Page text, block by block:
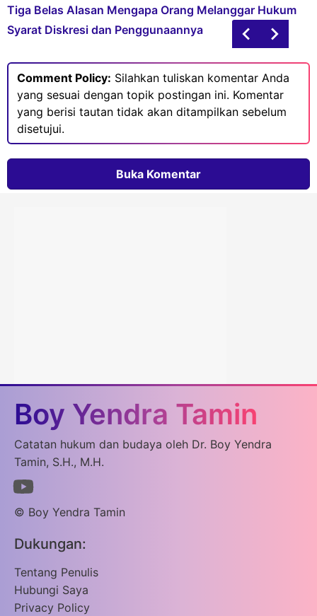
Tiga Belas Alasan Mengapa Orang Melanggar Hukum
Syarat Diskresi dan Penggunaannya
Comment Policy: Silahkan tuliskan komentar Anda
yang sesuai dengan topik postingan ini. Komentar
yang berisi tautan tidak akan ditampilkan sebelum
disetujui.
Buka Komentar
Boy Yendra Tamin
Catatan hukum dan budaya oleh Dr. Boy Yendra
Tamin, S.H., M.H.
© Boy Yendra Tamin
Dukungan:
Tentang Penulis
Hubungi Saya
Privacy Policy